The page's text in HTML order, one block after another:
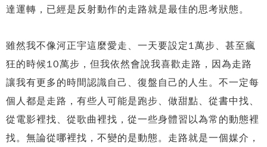
達運轉，已經是反射動作的走路就是最佳的思考狀態。
雖然我不像河正宇這麼愛走、一天要設定1萬步、甚至瘋
狂的時候10萬步，但我依然會說我喜歡走路，因為走路
讓我有更多的時間認識自己、復盤自己的人生。不一定每
個人都是走路，有些人可能是跑步、做甜點、從書中找、
從電影裡找、從歌曲裡找，從一些身體習以為常的動態裡
找。無論從哪裡找，不變的是動態。走路就是一個媒介，